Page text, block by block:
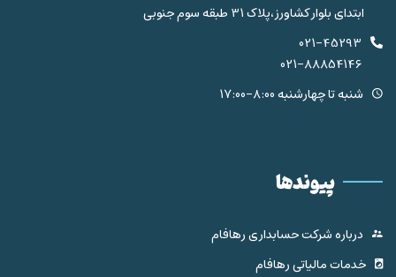
ابتدای بلوار کشاورز،پلاک 31 طبقه سوم جنوبی
021-45293
021-88854146
شنبه تا چهارشنبه 8:00-17:00
پیوندها
درباره شرکت حسابداری رهافام
خدمات مالیاتی رهافام